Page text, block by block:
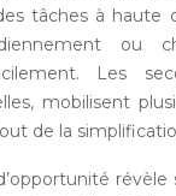
tâches à haute
ou
Les
mobilisent
de la
révèle